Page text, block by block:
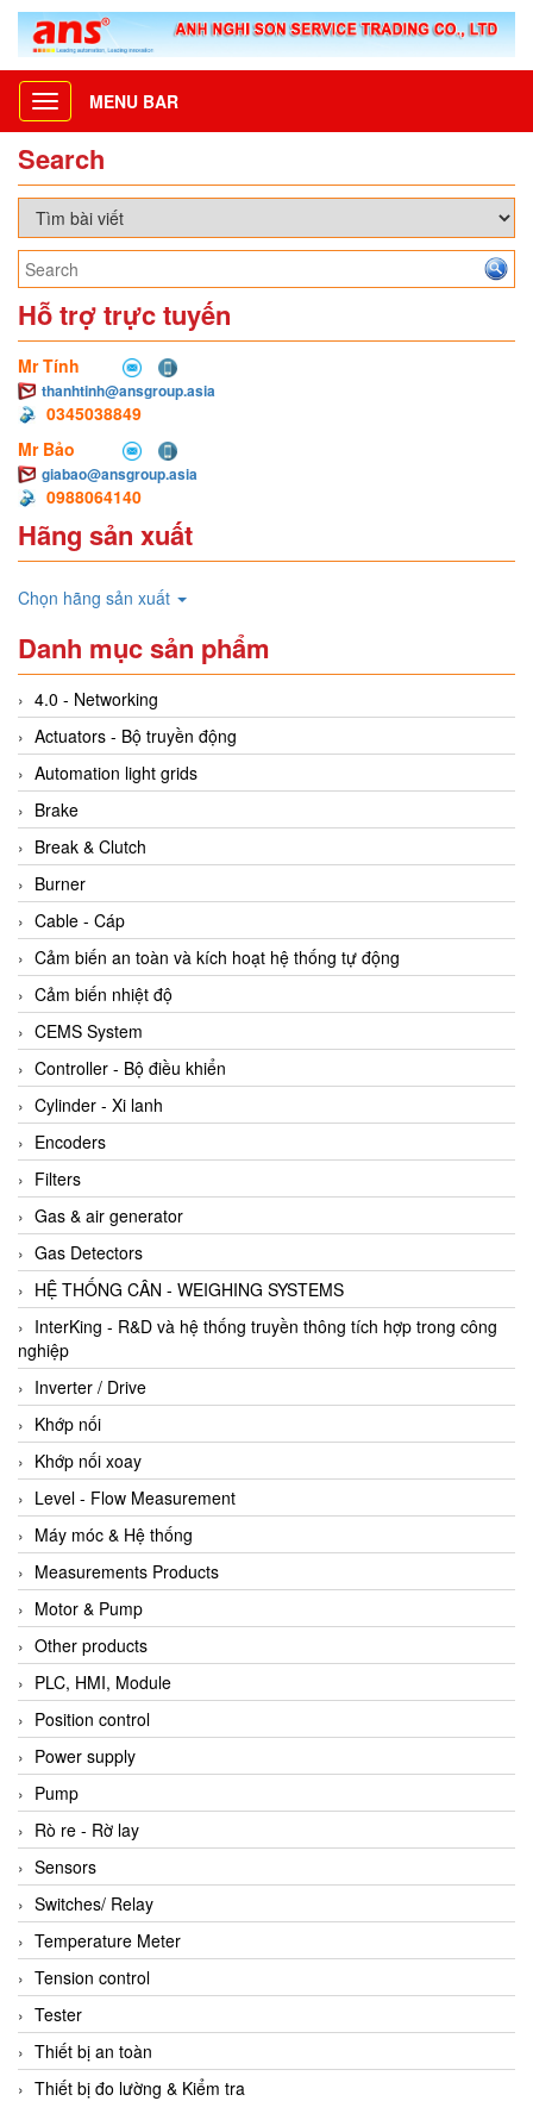
Toggle
navigation
MENU BAR
Search
Hỗ trợ trực tuyến
Mr Tính
thanhtinh@ansgroup.asia
0345038849
Mr Bảo
giabao@ansgroup.asia
0988064140
Hãng sản xuất
Chọn hãng sản xuất
Danh mục sản phẩm
4.0 - Networking
Actuators - Bộ truyền động
Automation light grids
Brake
Break & Clutch
Burner
Cable - Cáp
Cảm biến an toàn và kích hoạt hệ thống tự động
Cảm biến nhiệt độ
CEMS System
Controller - Bộ điều khiển
Cylinder - Xi lanh
Encoders
Filters
Gas & air generator
Gas Detectors
HỆ THỐNG CÂN - WEIGHING SYSTEMS
InterKing - R&D và hệ thống truyền thông tích hợp trong công
nghiệp
Inverter / Drive
Khớp nối
Khớp nối xoay
Level - Flow Measurement
Máy móc & Hệ thống
Measurements Products
Motor & Pump
Other products
PLC, HMI, Module
Position control
Power supply
Pump
Rò re - Rờ lay
Sensors
Switches/ Relay
Temperature Meter
Tension control
Tester
Thiết bị an toàn
Thiết bị đo lường & Kiểm tra